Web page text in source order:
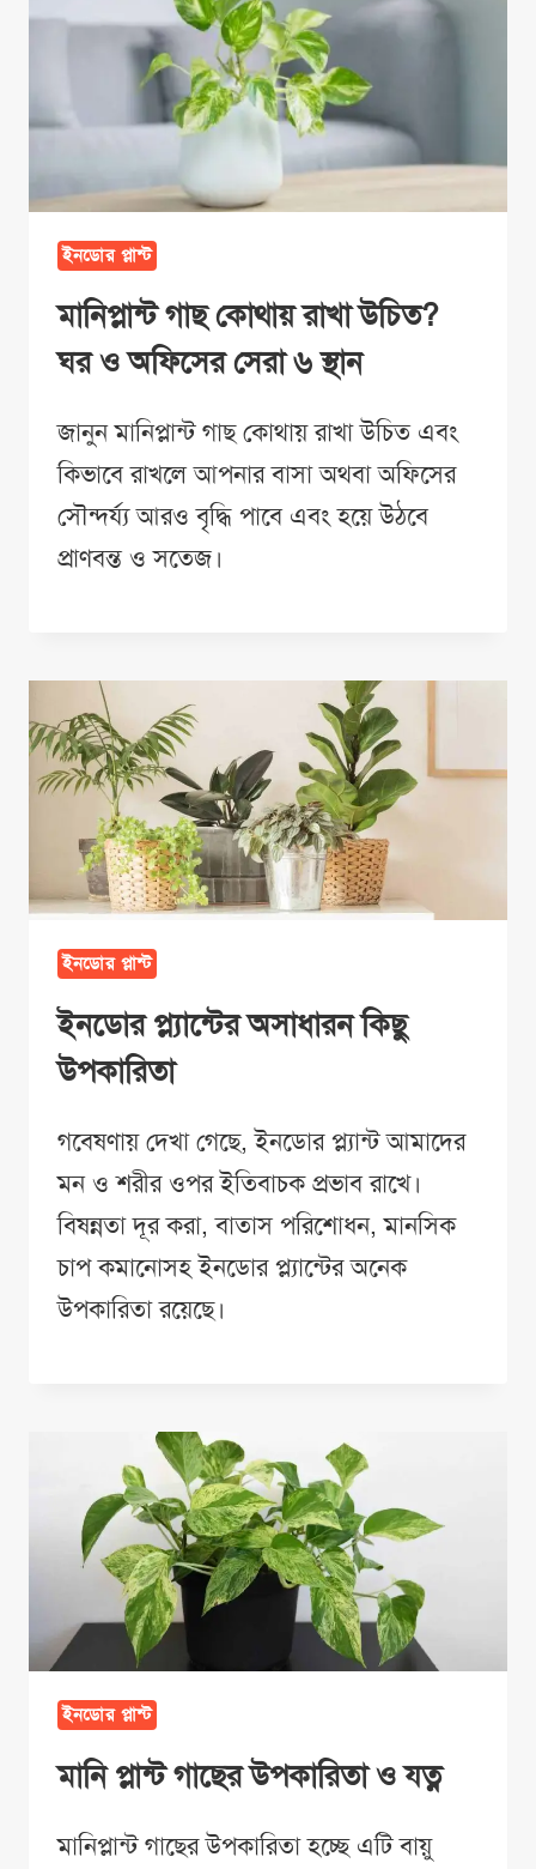
ইনডোর প্লান্ট
মানিপ্লান্ট গাছ কোথায় রাখা উচিত?
ঘর ও অফিসের সেরা ৬ স্থান
জানুন মানিপ্লান্ট গাছ কোথায় রাখা উচিত এবং
কিভাবে রাখলে আপনার বাসা অথবা অফিসের
সৌন্দর্য্য আরও বৃদ্ধি পাবে এবং হয়ে উঠবে
প্রাণবন্ত ও সতেজ।
ইনডোর প্লান্ট
ইনডোর প্ল্যান্টের অসাধারন কিছু
উপকারিতা
গবেষণায় দেখা গেছে, ইনডোর প্ল্যান্ট আমাদের
মন ও শরীর ওপর ইতিবাচক প্রভাব রাখে।
বিষন্নতা দূর করা, বাতাস পরিশোধন, মানসিক
চাপ কমানোসহ ইনডোর প্ল্যান্টের অনেক
উপকারিতা রয়েছে।
ইনডোর প্লান্ট
মানি প্লান্ট গাছের উপকারিতা ও যত্ন
মানিপ্লান্ট গাছের উপকারিতা হচ্ছে এটি বায়ু